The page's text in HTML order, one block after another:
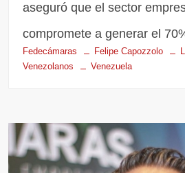
aseguró que el sector
compromete a generar el
Fedecámaras Felipe Capozzolo
Venezolanos
Venezuela